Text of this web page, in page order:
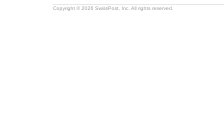
Copyright © 2026 SwissPost, Inc. All rights reserved.